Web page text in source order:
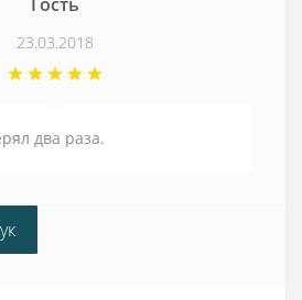
23.03.2018
два раза.